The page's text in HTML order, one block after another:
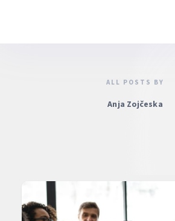
ALL POSTS BY
Anja Zojčeska